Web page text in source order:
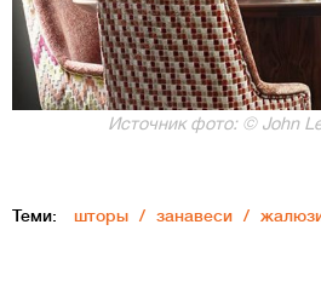
Источник фото: © John
Теми: шторы занавеси